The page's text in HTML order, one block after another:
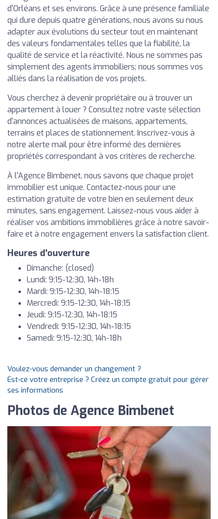
d'Orléans et ses environs. Grâce à une présence familiale
qui dure depuis quatre générations, nous avons su nous
adapter aux évolutions du secteur tout en maintenant
des valeurs fondamentales telles que la fiabilité, la
qualité de service et la réactivité. Nous ne sommes pas
simplement des agents immobiliers; nous sommes vos
alliés dans la réalisation de vos projets.
Vous cherchez à devenir propriétaire ou à trouver un
appartement à louer ? Consultez notre vaste sélection
d'annonces actualisées de maisons, appartements,
terrains et places de stationnement. Inscrivez-vous à
notre alerte mail pour être informé des dernières
propriétés correspondant à vos critères de recherche.
À l'Agence Bimbenet, nous savons que chaque projet
immobilier est unique. Contactez-nous pour une
estimation gratuite de votre bien en seulement deux
minutes, sans engagement. Laissez-nous vous aider à
réaliser vos ambitions immobilières grâce à notre savoir-
faire et à notre engagement envers la satisfaction client.
Heures d'ouverture
Dimanche: (closed)
Lundi: 9:15-12:30, 14h-18h
Mardi: 9:15-12:30, 14h-18:15
Mercredi: 9:15-12:30, 14h-18:15
Jeudi: 9:15-12:30, 14h-18:15
Vendredi: 9:15-12:30, 14h-18:15
Samedi: 9:15-12:30, 14h-18h
Voulez-vous demander un changement ?
Est-ce votre entreprise ? Créez un compte gratuit pour gérer
ses informations
Photos de Agence Bimbenet